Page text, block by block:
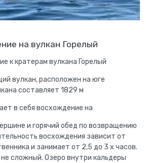
на вулкан Горелый
к кратерам вулкана Горелый
вулкан, расположен на юге
составляет 1829 м
в себя восхождение на
и горячий обед по возвращению
восхождения зависит от
и занимает от 2,5 до 3 х часов.
сложный. Озеро внутри кальдеры